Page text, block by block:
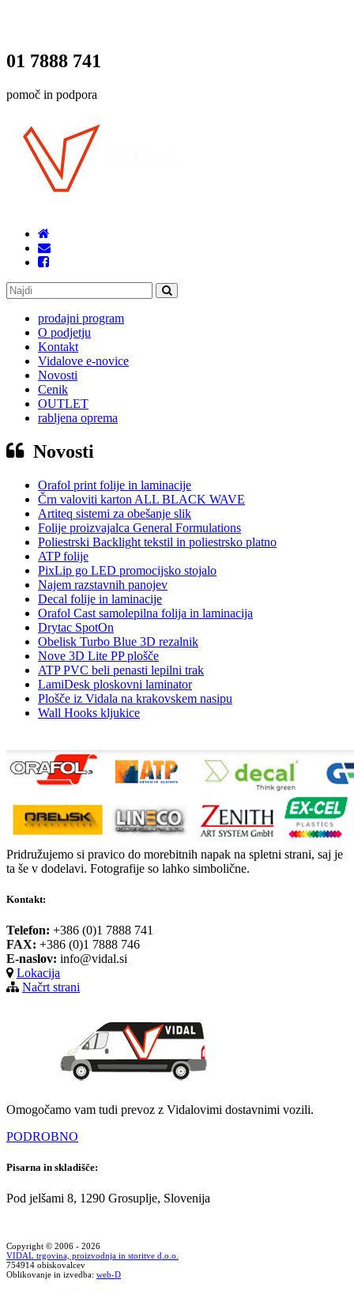
01 7888 741
pomoč in podpora
prodajni program
O podjetju
Kontakt
Vidalove e-novice
Novosti
Cenik
OUTLET
rabljena oprema
Novosti
Orafol print folije in laminacije
Črn valoviti karton ALL BLACK WAVE
Artiteq sistemi za obešanje slik
Folije proizvajalca General Formulations
Poliestrski Backlight tekstil in poliestrsko platno
ATP folije
PixLip go LED promocijsko stojalo
Najem razstavnih panojev
Decal folije in laminacije
Orafol Cast samolepilna folija in laminacija
Drytac SpotOn
Obelisk Turbo Blue 3D rezalnik
Nove 3D Lite PP plošče
ATP PVC beli penasti lepilni trak
LamiDesk ploskovni laminator
Plošče iz Vidala na krakovskem nasipu
Wall Hooks kljukice
Pridružujemo si pravico do morebitnih napak na spletni strani, saj je
ta še v dodelavi. Fotografije so lahko simbolične.
Kontakt:
Telefon: +386 (0)1 7888 741
FAX: +386 (0)1 7888 746
E-naslov: info@vidal.si
Lokacija
Načrt strani
Omogočamo vam tudi prevoz z Vidalovimi dostavnimi vozili.
PODROBNO
Pisarna in skladišče:
Pod jelšami 8, 1290 Grosuplje, Slovenija
Copyright © 2006 - 2026
VIDAL trgovina, proizvodnja in storitve d.o.o.
754914 obiskovalcev
Oblikovanje in izvedba: web-D